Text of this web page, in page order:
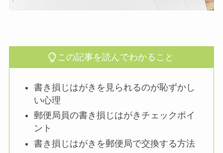
この記事を読んでわかること
書き損じはがきを見られるのが恥ずかし
い心理
郵便局員の書き損じはがきチェックポイ
ント
書き損じはがきを郵便局で交換する方法